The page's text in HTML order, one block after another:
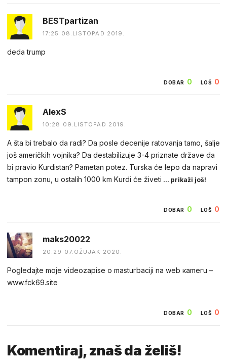
BESTpartizan
17:25 08.LISTOPAD 2019.
deda trump
DOBAR 0 LOŠ 0
AlexS
10:28 09.LISTOPAD 2019.
A šta bi trebalo da radi? Da posle decenije ratovanja tamo, šalje
još američkih vojnika? Da destabilizuje 3-4 priznate države da
bi pravio Kurdistan? Pametan potez. Turska će lepo da napravi
tampon zonu, u ostalih 1000 km Kurdi će živeti ... prikaži još!
DOBAR 0 LOŠ 0
maks20022
20:29 07.OŽUJAK 2020.
Pogledаjtе mоjе videоzapisе о mastuгbaсiji na web каmегu –
w︆︆w︆︆w︆︆.︆︆f︆︆ck69︆︆.︆︆site
DOBAR 0 LOŠ 0
Komentiraj, znaš da želiš!